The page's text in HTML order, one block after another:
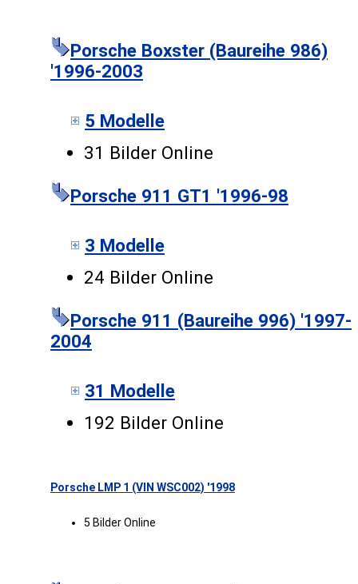
Porsche Boxster (Baureihe 986)
'1996-2003
5 Modelle
31 Bilder Online
Porsche 911 GT1 '1996-98
3 Modelle
24 Bilder Online
Porsche 911 (Baureihe 996) '1997-
2004
31 Modelle
192 Bilder Online
Porsche LMP 1 (VIN WSC002) '1998
5 Bilder Online